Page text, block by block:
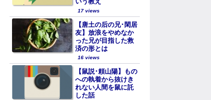
17 views
【唐土の后の兄･閑居
友】放浪をやめなか
った兄が目指した救
済の形とは
16 views
【鼠説･頼山陽】もの
への執着から抜けき
れない人間を鼠に託
した話